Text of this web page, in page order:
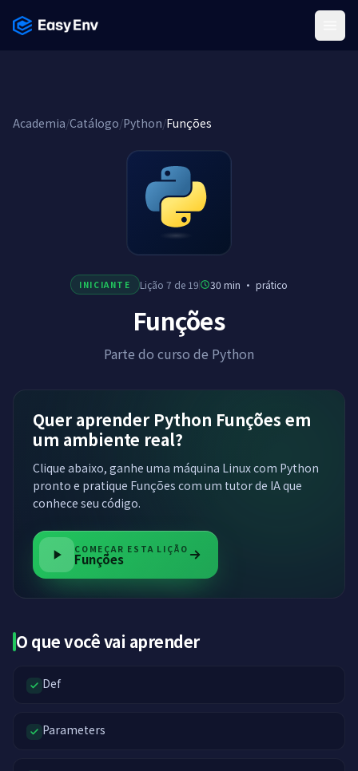
Academia/Catálogo/Python/Funções
INICIANTE Lição 7 de 19 30 min · prático
Funções
Parte do curso de Python
Quer aprender Python Funções em
um ambiente real?
Clique abaixo, ganhe uma máquina Linux com Python
pronto e pratique Funções com um tutor de IA que
conhece seu código.
COMEÇAR ESTA LIÇÃO
Funções
O que você vai aprender
Def
Parameters